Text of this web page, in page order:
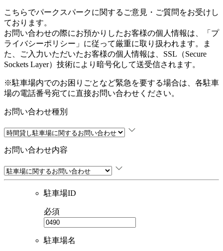
こちらでパークスパークに関するご意見・ご質問をお受けし
ております。
お問い合わせの際にお預かりしたお客様の個人情報は、「 プ
ライバシーポリシー 」に従って厳重に取り扱われます。ま
た、ご入力いただいたお客様の個人情報は、SSL（Secure
Sockets Layer）技術により暗号化して送受信されます。
※駐車場内でのお困りごとなど緊急を要する場合は、各駐車
場の電話番号宛てに直接お問い合わせください。
お問い合わせ種別
お問い合わせ内容
駐車場ID
必須
駐車場名